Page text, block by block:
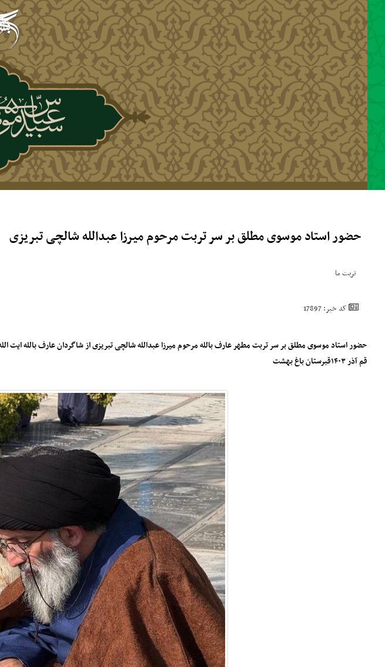
رفتن به محتوای اصلی
حضور استاد موسوی مطلق بر سر تربت مرحوم میرزا عبدالله شالچی تبریزی
تربت ما
کد خبر: 17897
حضور استاد موسوی مطلق بر سر تربت مطهر عارف بالله مرحوم میرزا عبدالله شالچی تبریزی از شاگردان عارف بالله ایت
قم آذر ۱۴۰۳قبرستان باغ بهشت